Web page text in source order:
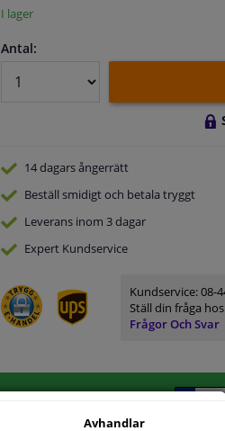
I lager
Antal:
14 dagarsångerrätt
Beställ smidigt och betala tryggt
Leverans inom 3 dagar
Expert Kundservice
Kundservice:08-
Ställ din fråga
Frågor Och Svar
Avhandlar